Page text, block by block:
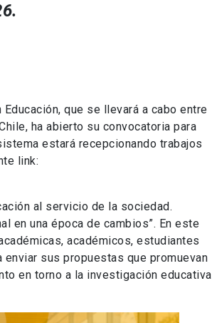
que se llevará a cabo entre
ha abierto su convocatoria para
estará recepcionando trabajos
link:
al servicio de la sociedad.
en una época de cambios”. En este
académicos, estudiantes
sus propuestas que promuevan
en torno a la investigación educativa